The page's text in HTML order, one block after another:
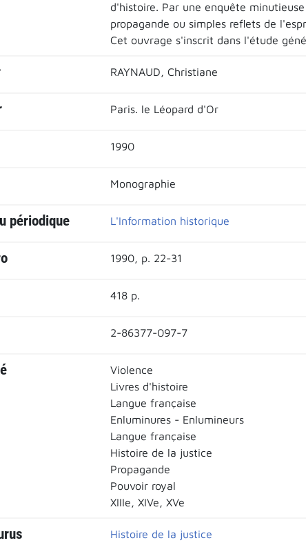
d'histoire. Par une enquête
propagande ou simples reflets de
Cet ouvrage s'inscrit dans l'étude
RAYNAUD, Christiane
Paris. le Léopard d'Or
1990
Monographie
périodique L'Information historique
1990, p. 22-31
418 p.
2-86377-097-7
Violence
Livres d'histoire
Langue française
Enluminures - Enlumineurs
Langue française
Histoire de la justice
Propagande
Pouvoir royal
XIIIe, XIVe, XVe
Histoire de la justice